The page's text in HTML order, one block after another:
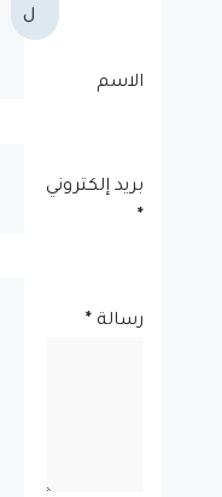
ل
الاسم
بريد إلكتروني
*
رسالة *